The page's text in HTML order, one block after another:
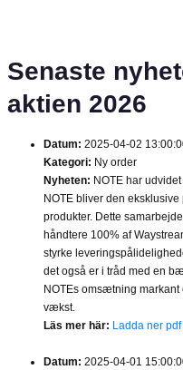
Senaste
aktien 2026
Datum: 2025-04-02
Kategori: Ny order
Nyheten: NOTE har
NOTE bliver den
produkter. Dette
håndtere 100% af
styrke
det også er i tråd med en
NOTEs omsætning markant
vækst.
Läs mer här: Ladda ner
Datum: 2025-04-01